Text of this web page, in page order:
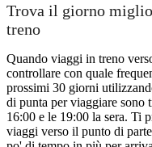
Trova il giorno
treno
Quando viaggi in treno
controllare con quale
prossimi 30 giorni
di punta per viaggiare sono
16:00 e le 19:00 la sera. Ti
viaggi verso il punto di